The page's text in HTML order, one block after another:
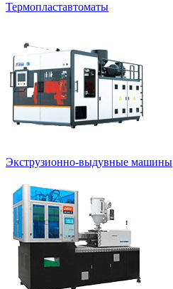
Термопластавтоматы
Экструзионно-выдувные машины